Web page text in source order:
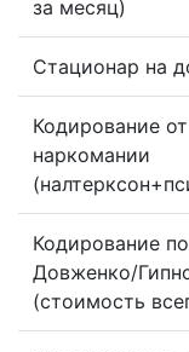
за месяц)
Стационар на
Кодирование от
наркомании
Кодирование
Довженко/
(стоимость